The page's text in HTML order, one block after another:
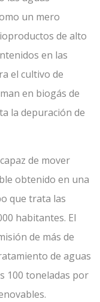
un mero
de alto
en las
el cultivo de
en biogás de
la depuración de
de mover
obtenido en una
que trata las
habitantes. El
de más de
de aguas
100 toneladas por